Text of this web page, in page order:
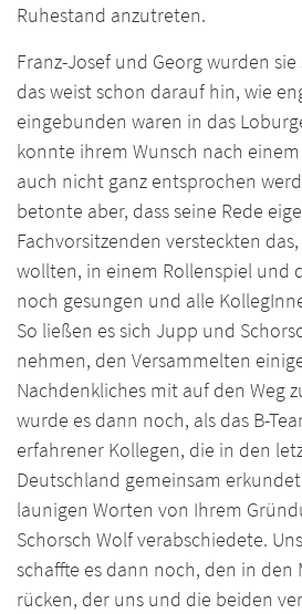
Ruhestand anzutreten.
Franz-Josef und Georg wurden
das weist schon darauf hin, wie
eingebunden waren in das
konnte ihrem Wunsch nach
auch nicht ganz entsprochen
betonte aber, dass seine Rede
Fachvorsitzenden versteckten das,
wollten, in einem Rollenspiel und
noch gesungen und alle
So ließen es sich Jupp und
nehmen, den Versammelten
Nachdenkliches mit auf den Weg
wurde es dann noch, als das B-
erfahrener Kollegen, die in den
Deutschland gemeinsam
launigen Worten von Ihrem
Schorsch Wolf verabschiedete.
schaffte es dann noch, den in den
rücken, der uns und die beiden